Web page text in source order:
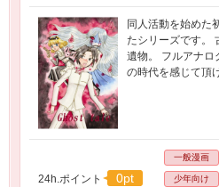
同人活動を始めた
たシリーズです。
遺物。 フルアナロ
の時代を感じて頂
24h.ポイント 0pt
一般漫画
少年向け